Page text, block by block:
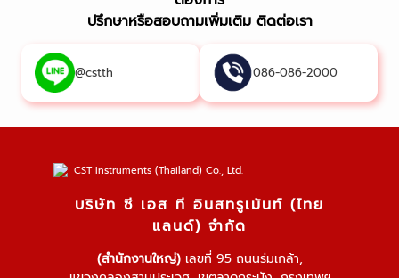
ปรึกษาหรือสอบถามเพิ่มเติม ติดต่อเรา
@cstth 086-086-2000
บริษัท ซี เอส ที อินสทรูเม้นท์ (ไทย
แลนด์) จำกัด
(สำนักงานใหญ่)เลขที่ 95 ถนนร่มเกล้า,